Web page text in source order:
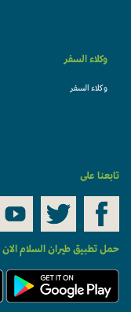
وكلاء السفر
وكلاء السفر
تابعنا على
حمل تطبيق طيران السلام الان